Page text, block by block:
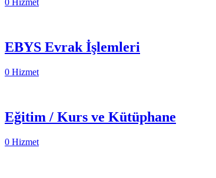
0 Hizmet
EBYS Evrak İşlemleri
0 Hizmet
Eğitim / Kurs ve Kütüphane
0 Hizmet